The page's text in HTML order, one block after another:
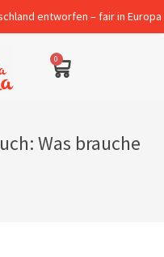
– fair in Europa produziert
0
Was brauche